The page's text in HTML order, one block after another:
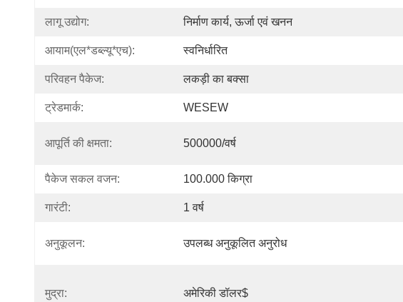
लागू उद्योग: निर्माण कार्य, ऊर्जा एवं खनन
आयाम(एल*डब्ल्यू*एच): स्वनिर्धारित
परिवहन पैकेज: लकड़ी का बक्सा
ट्रेडमार्क: WESEW
आपूर्ति की क्षमता: 500000/वर्ष
पैकेज सकल वजन: 100.000 किग्रा
गारंटी: 1 वर्ष
अनुकूलन: उपलब्ध अनुकूलित अनुरोध
मुद्रा: अमेरिकी डॉलर$